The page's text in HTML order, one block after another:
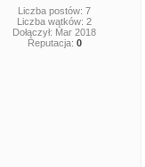
Liczba postów: 7
Liczba wątków: 2
Dołączył: Mar 2018
Reputacja: 0